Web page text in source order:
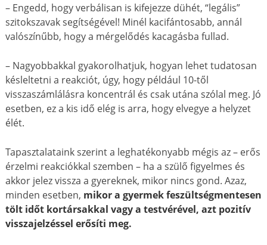
– Engedd, hogy verbálisan is kifejezze dühét, “legális”
szitokszavak segítségével! Minél kacifántosabb, annál
valószínűbb, hogy a mérgelődés kacagásba fullad.
– Nagyobbakkal gyakorolhatjuk, hogyan lehet tudatosan
késleltetni a reakciót, úgy, hogy például 10-től
visszaszámlálásra koncentrál és csak utána szólal meg. Jó
esetben, ez a kis idő elég is arra, hogy elvegye a helyzet
élét.
Tapasztalataink szerint a leghatékonyabb mégis az – erős
érzelmi reakciókkal szemben – ha a szülő figyelmes és
akkor jelez vissza a gyereknek, mikor nincs gond. Azaz,
minden esetben, mikor a gyermek feszültségmentesen
tölt időt kortársakkal vagy a testvérével, azt pozitív
visszajelzéssel erősíti meg.